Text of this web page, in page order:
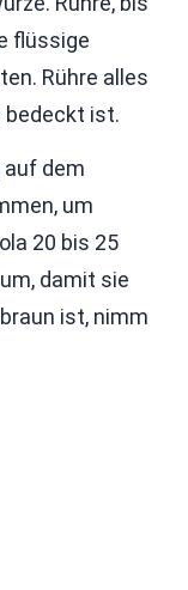
flüssige
Rühre alles
bedeckt ist.
dem
um
20 bis 25
damit sie
ist, nimm